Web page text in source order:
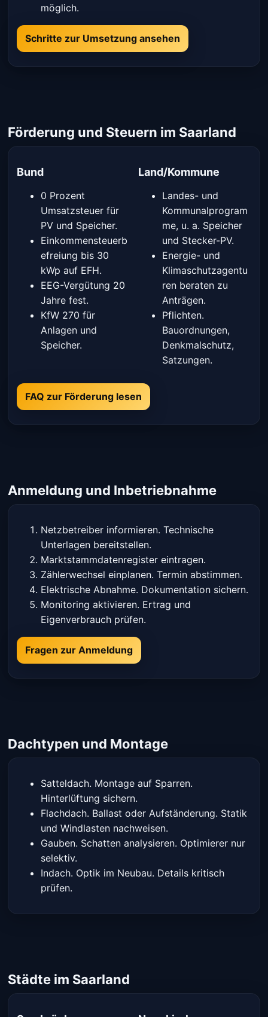
möglich.
Schritte zur Umsetzung ansehen
Förderung und Steuern im Saarland
Bund
0 Prozent
Umsatzsteuer für
PV und Speicher.
Einkommensteuerb
efreiung bis 30
kWp auf EFH.
EEG-Vergütung 20
Jahre fest.
KfW 270 für
Anlagen und
Speicher.
Land/Kommune
Landes- und
Kommunalprogram
me, u. a. Speicher
und Stecker-PV.
Energie- und
Klimaschutzagentu
ren beraten zu
Anträgen.
Pflichten.
Bauordnungen,
Denkmalschutz,
Satzungen.
FAQ zur Förderung lesen
Anmeldung und Inbetriebnahme
Netzbetreiber informieren. Technische
Unterlagen bereitstellen.
Marktstammdatenregister eintragen.
Zählerwechsel einplanen. Termin abstimmen.
Elektrische Abnahme. Dokumentation sichern.
Monitoring aktivieren. Ertrag und
Eigenverbrauch prüfen.
Fragen zur Anmeldung
Dachtypen und Montage
Satteldach. Montage auf Sparren.
Hinterlüftung sichern.
Flachdach. Ballast oder Aufständerung. Statik
und Windlasten nachweisen.
Gauben. Schatten analysieren. Optimierer nur
selektiv.
Indach. Optik im Neubau. Details kritisch
prüfen.
Städte im Saarland